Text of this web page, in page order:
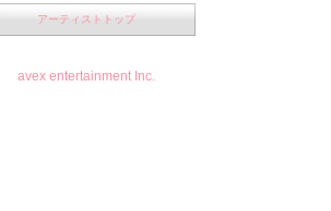
アーティストトップ
avex entertainment Inc.